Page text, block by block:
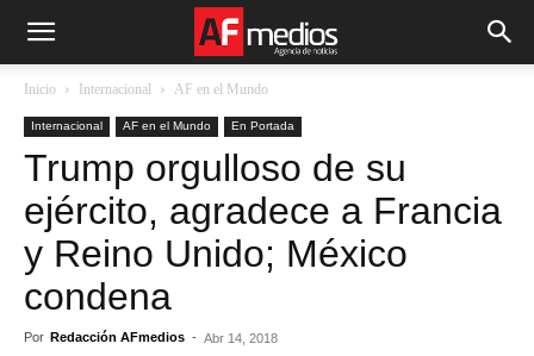
Inicio Internacional AF en el Mundo
Internacional AF en el Mundo En Portada
Trump orgulloso de su
ejército, agradece a Francia
y Reino Unido; México
condena
Por Redacción AFmedios - Abr 14, 2018